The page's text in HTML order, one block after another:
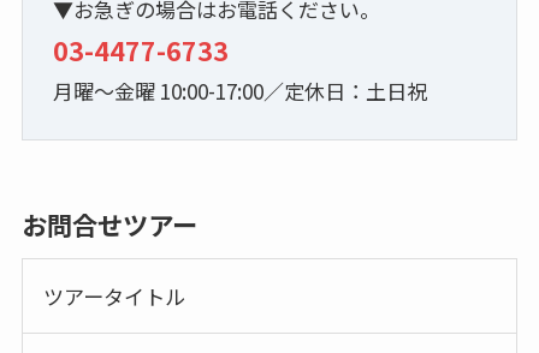
▼お急ぎの場合はお電話ください。
03-4477-6733
月曜～金曜 10:00-17:00／定休日：土日祝
お問合せツアー
ツアータイトル